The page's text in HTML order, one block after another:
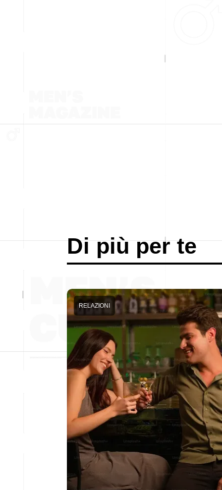
Di più per te
RELAZIONI